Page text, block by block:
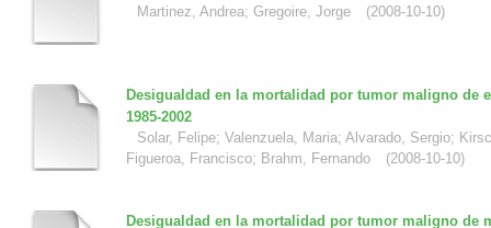
Martinez, Andrea; Gregoire, Jorge (2008-10-10)
Desigualdad en la mortalidad por tumor maligno de
1985-2002
Solar, Felipe; Valenzuela, Maria; Alvarado, Sergio;
Figueroa, Francisco; Brahm, Fernando (2008-10-10)
Desigualdad en la mortalidad por tumor maligno de